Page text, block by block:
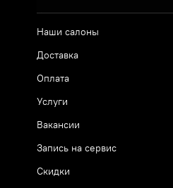
Наши салоны
Доставка
Оплата
Услуги
Вакансии
Запись на сервис
Скидки